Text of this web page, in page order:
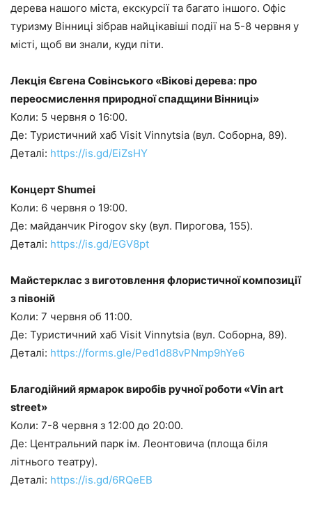
дерева нашого міста, екскурсії та багато іншого. Офіс
туризму Вінниці зібрав найцікавіші події на 5-8 червня у
місті, щоб ви знали, куди піти.
Лекція Євгена Совінського «Вікові дерева: про
переосмислення природної спадщини Вінниці»
Коли: 5 червня о 16:00.
Де: Туристичний хаб Visit Vinnytsia (вул. Соборна, 89).
Деталі: https://is.gd/EiZsHY
Концерт Shumei
Коли: 6 червня о 19:00.
Де: майданчик Pirogov sky (вул. Пирогова, 155).
Деталі: https://is.gd/EGV8pt
Майстерклас з виготовлення флористичної композиції
з півоній
Коли: 7 червня об 11:00.
Де: Туристичний хаб Visit Vinnytsia (вул. Соборна, 89).
Деталі: https://forms.gle/Ped1d88vPNmp9hYe6
Благодійний ярмарок виробів ручної роботи «Vin art
street»
Коли: 7-8 червня з 12:00 до 20:00.
Де: Центральний парк ім. Леонтовича (площа біля
літнього театру).
Деталі: https://is.gd/6RQeEB